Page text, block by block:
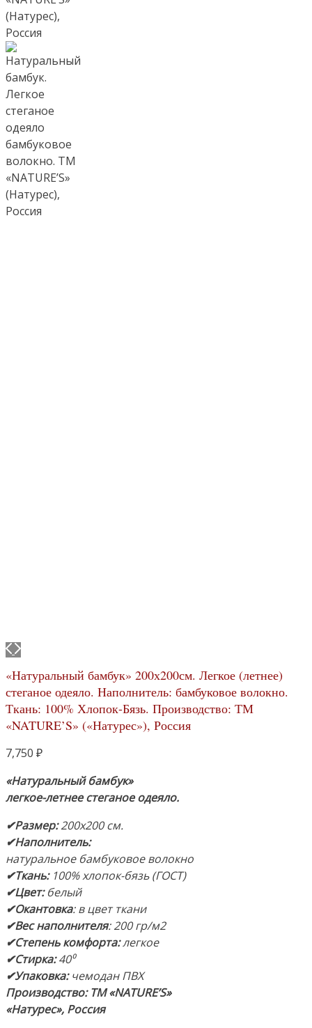
«Натуральный бамбук» 200х200см. Легкое (летнее)
стеганое одеяло. Наполнитель: бамбуковое волокно.
Ткань: 100% Хлопок-Бязь. Производство: ТМ
«NATURE’S» («Натурес»), Россия
7,750 ₽
«Натуральный бамбук»
легкое-летнее стеганое одеяло.
✔Размер:200х200 см.
✔Наполнитель:
натуральное бамбуковое волокно
✔Ткань:100% хлопок-бязь (ГОСТ)
✔Цвет:белый
✔Окантовка: в цвет ткани
✔Вес наполнителя: 200 гр/м2
✔Степень комфорта:легкое
✔Стирка:40⁰
✔Упаковка:чемодан ПВХ
Производство: ТМ «NATURE’S»
«Натурес», Россия